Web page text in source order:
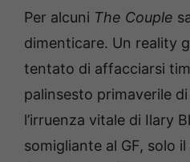
Per alcuni The Couple
dimenticare. Un reality
tentato di affacciarsi
palinsesto primaverile
l’irruenza vitale di Ilary
somigliante al GF, solo